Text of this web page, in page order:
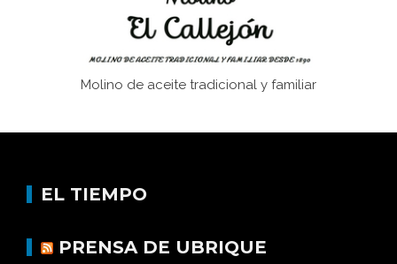
Molino de aceite tradicional y familiar
EL TIEMPO
PRENSA DE UBRIQUE